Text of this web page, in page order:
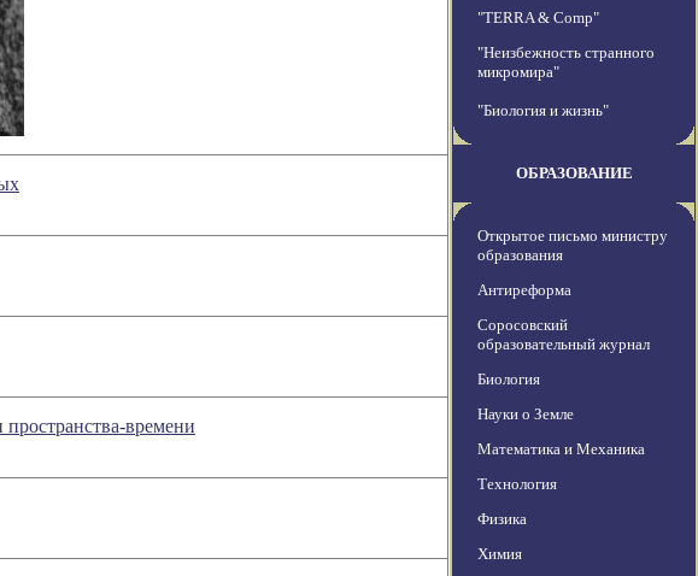
времени
"TERRA & Comp"
"Неизбежность странного
микромира"
"Биология и жизнь"
ОБРАЗОВАНИЕ
Открытое письмо министру
образования
Антиреформа
Соросовский
образовательный журнал
Биология
Науки о Земле
Математика и Механика
Технология
Физика
Химия